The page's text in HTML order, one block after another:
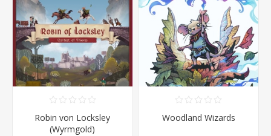
Robin von Locksley
(Wyrmgold)
Woodland Wizards